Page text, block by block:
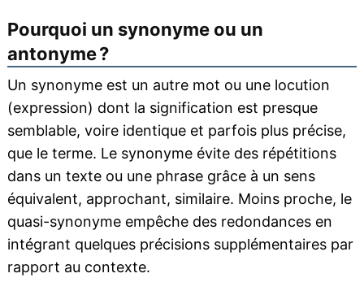
Pourquoi un synonyme ou un
antonyme ?
Un synonyme est un autre mot ou une locution
(expression) dont la signification est presque
semblable, voire identique et parfois plus précise,
que le terme. Le synonyme évite des répétitions
dans un texte ou une phrase grâce à un sens
équivalent, approchant, similaire. Moins proche, le
quasi-synonyme empêche des redondances en
intégrant quelques précisions supplémentaires par
rapport au contexte.